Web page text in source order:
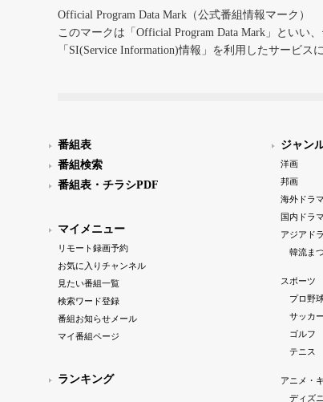
Official Program Data Mark（公式番組情報マーク）
このマークは「Official Program Data Mark」といい
「SI(Service Information)情報」を利用したサービス
番組表
番組検索
番組表・チラシPDF
マイメニュー
リモート録画予約
お気に入りチャンネル
見たい番組一覧
検索ワード登録
番組お知らせメール
マイ番組ページ
ランキング
ジャン
洋画
邦画
海外ドラマ
国内ドラマ
アジアド
韓流ま
スポーツ
プロ野
サッカー
ゴルフ
テニス
アニメ・
ディズ